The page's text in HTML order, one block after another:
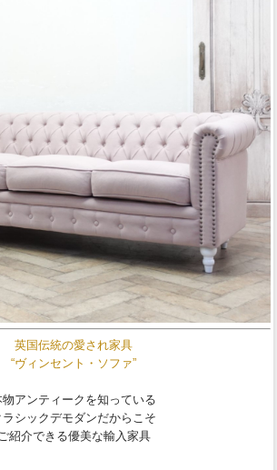
英国伝統の愛され家具
“ヴィンセント・ソファ”
物アンティークを知っている
ラシックデモダンだからこそ
ご紹介できる優美な輸入家具